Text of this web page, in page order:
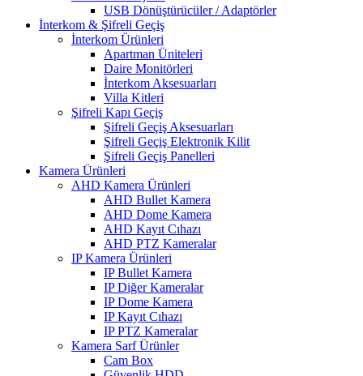
USB Dönüştürücüler / Adaptörler
İnterkom & Şifreli Geçiş
İnterkom Ürünleri
Apartman Üniteleri
Daire Monitörleri
İnterkom Aksesuarları
Villa Kitleri
Şifreli Kapı Geçiş
Şifreli Geçiş Aksesuarları
Şifreli Geçiş Elektronik Kilit
Şifreli Geçiş Panelleri
Kamera Ürünleri
AHD Kamera Ürünleri
AHD Bullet Kamera
AHD Dome Kamera
AHD Kayıt Cıhazı
AHD PTZ Kameralar
IP Kamera Ürünleri
IP Bullet Kamera
IP Diğer Kameralar
IP Dome Kamera
IP Kayıt Cıhazı
IP PTZ Kameralar
Kamera Sarf Ürünler
Cam Box